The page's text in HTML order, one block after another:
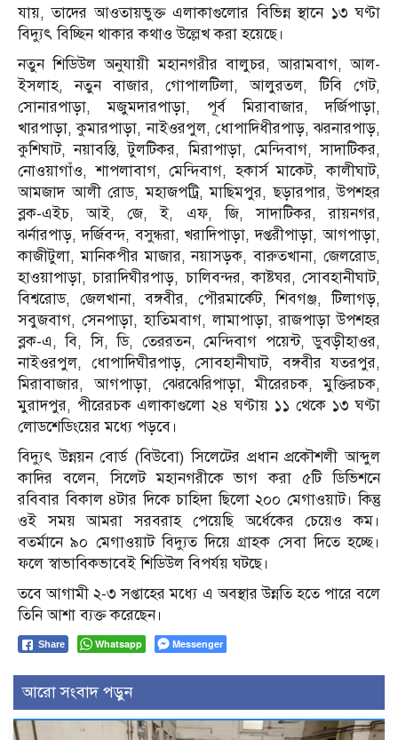
যায়, তাদের আওতায়ভুক্ত এলাকাগুলোর বিভিন্ন স্থানে ১৩ ঘণ্টা
বিদ্যুৎ বিচ্ছিন থাকার কথাও উল্লেখ করা হয়েছে।
নতুন শিডিউল অনুযায়ী মহানগরীর বালুচর, আরামবাগ, আল-
ইসলাহ, নতুন বাজার, গোপালটিলা, আলুরতল, টিবি গেট,
সোনারপাড়া, মজুমদারপাড়া, পূর্ব মিরাবাজার, দর্জিপাড়া,
খারপাড়া, কুমারপাড়া, নাইওরপুল, ধোপাদিধীরপাড়, ঝরনারপাড়,
কুশিঘাট, নয়াবস্তি, টুলটিকর, মিরাপাড়া, মেন্দিবাগ, সাদাটিকর,
নোওয়াগাঁও, শাপলাবাগ, মেন্দিবাগ, হকার্স মাকেট, কালীঘাট,
আমজাদ আলী রোড, মহাজপট্রি, মাছিমপুর, ছড়ারপার, উপশহর
ব্লক-এইচ, আই, জে, ই, এফ, জি, সাদাটিকর, রায়নগর,
ঝর্নারপাড়, দর্জিবন্দ, বসুন্ধরা, খরাদিপাড়া, দপ্তরীপাড়া, আগপাড়া,
কাজীটুলা, মানিকপীর মাজার, নয়াসড়ক, বারুতখানা, জেলরোড,
হাওয়াপাড়া, চারাদিঘীরপাড়, চালিবন্দর, কাষ্টঘর, সোবহানীঘাট,
বিশ্বরোড, জেলখানা, বঙ্গবীর, পৌরমার্কেট, শিবগঞ্জ, টিলাগড়,
সবুজবাগ, সেনপাড়া, হাতিমবাগ, লামাপাড়া, রাজপাড়া উপশহর
ব্লক-এ, বি, সি, ডি, তেররতন, মেন্দিবাগ পয়েন্ট, ডুবড়ীহাওর,
নাইওরপুল, ধোপাদিঘীরপাড়, সোবহানীঘাট, বঙ্গবীর যতরপুর,
মিরাবাজার, আগপাড়া, ঝেরঝেরিপাড়া, মীরেরচক, মুক্তিরচক,
মুরাদপুর, পীরেরচক এলাকাগুলো ২৪ ঘণ্টায় ১১ থেকে ১৩ ঘণ্টা
লোডশেডিংয়ের মধ্যে পড়বে।
বিদ্যুৎ উন্নয়ন বোর্ড (বিউবো) সিলেটের প্রধান প্রকৌশলী আব্দুল
কাদির বলেন, সিলেট মহানগরীকে ভাগ করা ৫টি ডিভিশনে
রবিবার বিকাল ৪টার দিকে চাহিদা ছিলো ২০০ মেগাওয়াট। কিন্তু
ওই সময় আমরা সরবরাহ পেয়েছি অর্ধেকের চেয়েও কম।
বতর্মানে ৯০ মেগাওয়াট বিদ্যুত দিয়ে গ্রাহক সেবা দিতে হচ্ছে।
ফলে স্বাভাবিকভাবেই শিডিউল বিপর্যয় ঘটছে।
তবে আগামী ২-৩ সপ্তাহের মধ্যে এ অবস্থার উন্নতি হতে পারে বলে
তিনি আশা ব্যক্ত করেছেন।
Share Whatsapp Messenger
আরো সংবাদ পড়ুন